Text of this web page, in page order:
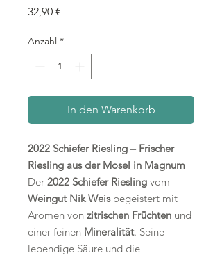
32,90 €
Anzahl *
In den Warenkorb
2022 Schiefer Riesling – Frischer
Riesling aus der Mosel in Magnum
Der 2022 Schiefer Riesling vom
Weingut Nik Weisbegeistert mit
Aromen von zitrischen Früchten und
einer feinen Mineralität. Seine
lebendige Säure und die